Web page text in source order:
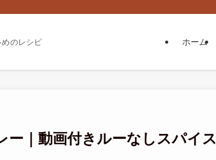
のレシピ ホーム
｜動画付きルーなしスパイス